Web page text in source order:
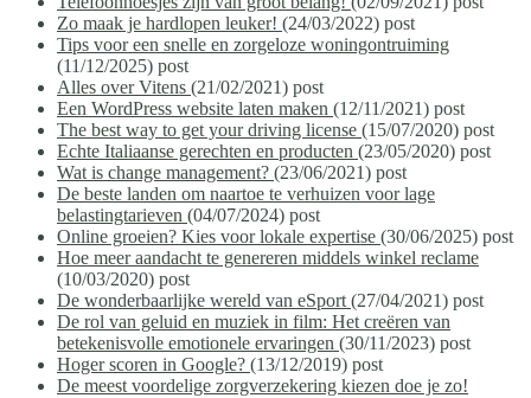
Zo maak je hardlopen leuker! (24/03/2022) post
Tips voor een snelle en zorgeloze woningontruiming
(11/12/2025) post
Alles over Vitens (21/02/2021) post
Een WordPress website laten maken (12/11/2021) post
The best way to get your driving license (15/07/2020) post
Echte Italiaanse gerechten en producten (23/05/2020) post
Wat is change management? (23/06/2021) post
De beste landen om naartoe te verhuizen voor lage
belastingtarieven (04/07/2024) post
Online groeien? Kies voor lokale expertise (30/06/2025) post
Hoe meer aandacht te genereren middels winkel reclame
(10/03/2020) post
De wonderbaarlijke wereld van eSport (27/04/2021) post
De rol van geluid en muziek in film: Het creëren van
betekenisvolle emotionele ervaringen (30/11/2023) post
Hoger scoren in Google? (13/12/2019) post
De meest voordelige zorgverzekering kiezen doe je zo!